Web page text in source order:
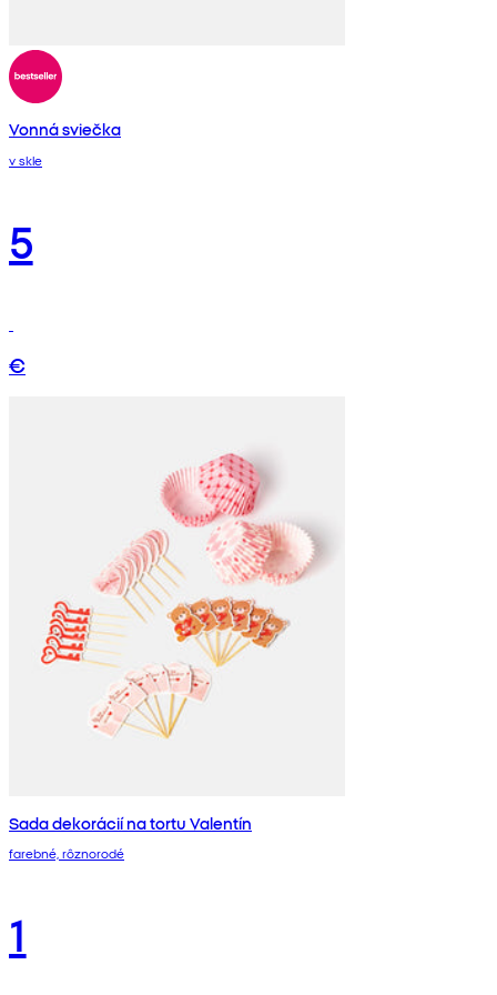
Vonná sviečka
v skle
5
€
Sada dekorácií na tortu Valentín
farebné, rôznorodé
1